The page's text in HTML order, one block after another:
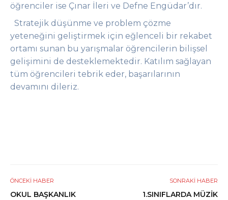
öğrenciler ise Çınar İleri ve Defne Engüdar’dır.
Stratejik düşünme ve problem çözme
yeteneğini geliştirmek için eğlenceli bir rekabet
ortamı sunan bu yarışmalar öğrencilerin bilişsel
gelişimini de desteklemektedir. Katılım sağlayan
tüm öğrencileri tebrik eder, başarılarının
devamını dileriz.
ÖNCEKI HABER
OKUL BAŞKANLIK
SONRAKI HABER
1.SINIFLARDA MÜZİK